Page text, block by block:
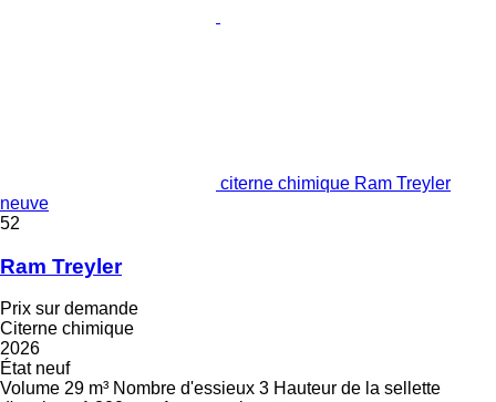
citerne chimique Ram Treyler
neuve
52
Ram Treyler
Prix sur demande
Citerne chimique
2026
Étatneuf
Volume 29 m³ Nombre d'essieux 3 Hauteur de la sellette